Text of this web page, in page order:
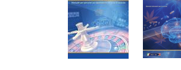
Padri: cruciali per il
sociali nei figli
[25-11-2013]
Cannabinoidi